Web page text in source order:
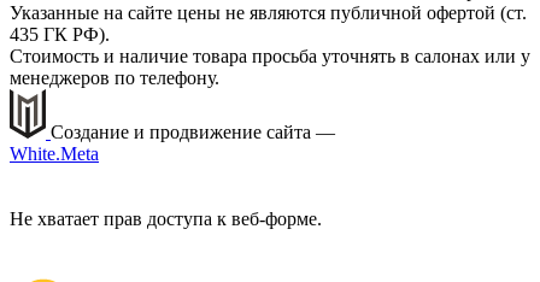
Указанные на сайте цены не являются публичной офертой (ст.
435 ГК РФ).
Стоимость и наличие товара просьба уточнять в салонах или у
менеджеров по телефону.
Создание и продвижение сайта —
White.Meta
Не хватает прав доступа к веб-форме.